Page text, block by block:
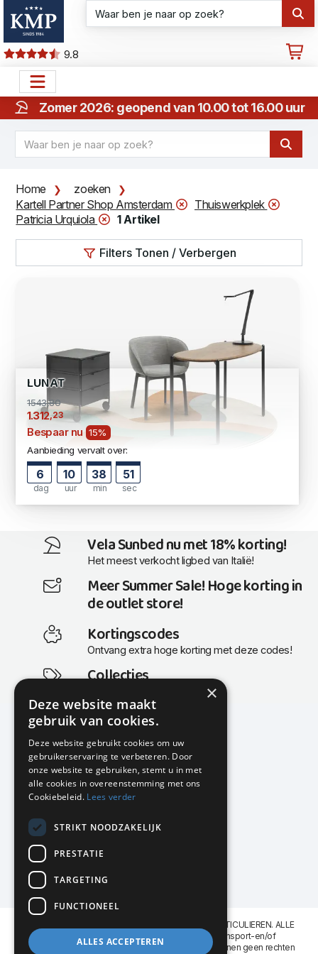
9.8
Zomer 2026: geopend van 10.00 tot 16.00 uur
Home
zoeken
Kartell Partner Shop Amsterdam
Thuiswerkplek
Patricia Urquiola
1 Artikel
Filters Tonen / Verbergen
LUNAT
1543,80
1.312 ,23
Bespaar nu 15%
Aanbieding vervalt over:
6
dag
10
uur
38
min
51
sec
Vela Sunbed nu met 18% korting!
Het meest verkocht ligbed van Italië!
Meer Summer Sale! Hoge korting in
de outlet store!
Kortingscodes
Ontvang extra hoge korting met deze codes!
Collecties
Actuele en populaire collecties
KMP Kantoormeubilair
Airport Business Park
Frankfurtstraat 29-31
1175 RH Lijnden
020-617 01 26
info@kmpkantoormeubilair.nl
Facebook
Instagram
KMP Kantoormeubilair levert aan BEDRIJVEN en PARTICULIEREN. ALLE
GENOEMDE PRIJZEN ZIJN EXCL. 21% B.T.W. Transport-en/of
Montagekosten op aanvraag. Aan deze website kunnen geen rechten
×
Deze website maakt
gebruik van cookies.
Deze website gebruikt cookies om uw
gebruikerservaring te verbeteren. Door
onze website te gebruiken, stemt u in met
alle cookies in overeenstemming met ons
Cookiebeleid. Lees verder
STRIKT NOODZAKELIJK
PRESTATIE
TARGETING
FUNCTIONEEL
ALLES ACCEPTEREN